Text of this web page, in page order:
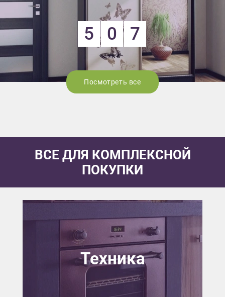
5 0 7
Посмотреть все
ВСЕ ДЛЯ КОМПЛЕКСНОЙ
ПОКУПКИ
Техника